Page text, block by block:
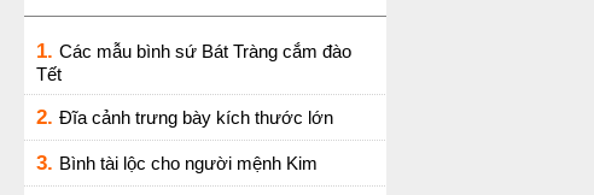
1. Các mẫu bình sứ Bát Tràng cắm đào
Tết
2. Đĩa cảnh trưng bày kích thước lớn
3. Bình tài lộc cho người mệnh Kim